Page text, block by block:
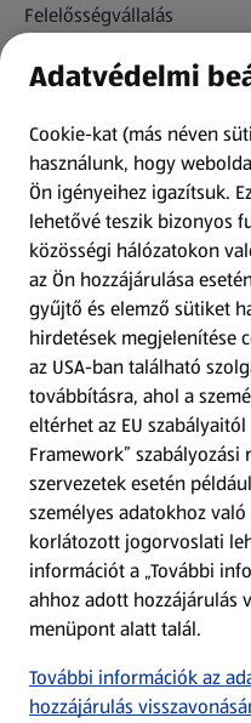
Felelősségvállalás
Információk
Kérdőív
Fizetési lehetőségek
ALDI utalványok
Árcsökkentés
Adattörlő alkalmazás
Szervizpont
(új oldalon nyílik meg)
Fedezz fel minket az
Töltsd le az ALDI
Adatvédelmi
Cookie-kat (más néven
használunk, hogy
Ön igényeihez igazítsuk.
lehetővé teszik bizonyos
közösségi hálózatokon
az Ön hozzájárulása
gyűjtő és elemző sütiket
hirdetések megjelenítése
az USA-ban található
továbbításra, ahol a
eltérhet az EU
Framework”
szervezetek esetén
személyes adatokhoz
korlátozott jogorvoslati
információt a „További
ahhoz adott hozzájárulás
menüpont alatt talál.
További információk az
hozzájárulás